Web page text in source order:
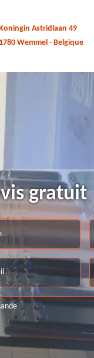
Astridlaan 49
1780 Wemmel - Belgique
gratuit